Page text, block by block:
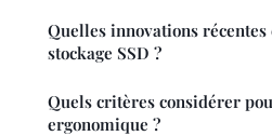
Quelles innovations
stockage SSD ?
Quels critères considérer
ergonomique ?